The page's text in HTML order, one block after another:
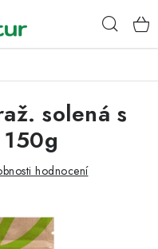
solená s
hodnocení